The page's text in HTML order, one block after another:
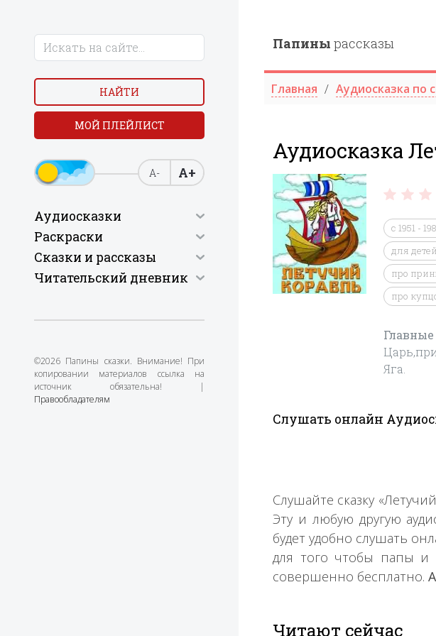
НАЙТИ
МОЙ ПЛЕЙЛИСТ
А- А+
Аудиосказки
Раскраски
Сказки и рассказы
Читательский дневник
©2026 Папины сказки. Внимание! При
копировании материалов ссылка на
источник обязательна! |
Правообладателям
Папины рассказы
Главная Аудиосказка по
Аудиосказка
с 1951 -
для
про
про
Главные
Яга.
Слушать онлайн
Слушайте сказку
Эту и любую другую
будет удобно слушать
для того чтобы папы и
совершенно бесплатно.
Читают сейчас